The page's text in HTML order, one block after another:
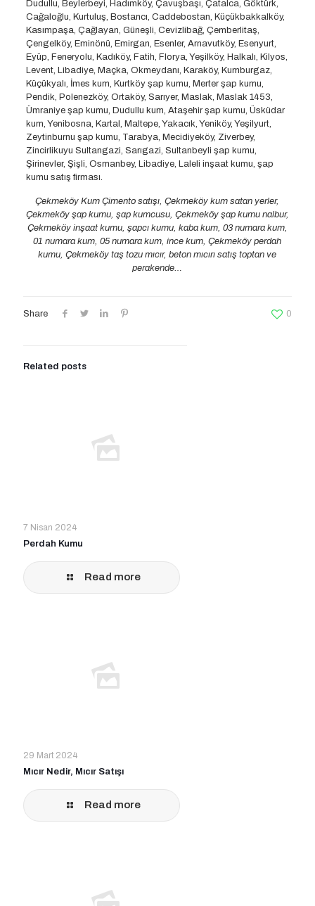
Dudullu, Beylerbeyi, Hadımköy, Çavuşbaşı, Çatalca, Göktürk,
Cağaloğlu, Kurtuluş, Bostancı, Caddebostan, Küçükbakkalköy,
Kasımpaşa, Çağlayan, Güneşli, Cevizlibağ, Çemberlitaş,
Çengelköy, Eminönü, Emirgan, Esenler, Arnavutköy, Esenyurt,
Eyüp, Feneryolu, Kadıköy, Fatih, Florya, Yeşilköy, Halkalı, Kilyos,
Levent, Libadiye, Maçka, Okmeydanı, Karaköy, Kumburgaz,
Küçükyalı, İmes kum, Kurtköy şap kumu, Merter şap kumu,
Pendik, Polenezköy, Ortaköy, Sarıyer, Maslak, Maslak 1453,
Ümraniye şap kumu, Dudullu kum, Ataşehir şap kumu, Üsküdar
kum, Yenibosna, Kartal, Maltepe, Yakacık, Yeniköy, Yeşilyurt,
Zeytinburnu şap kumu, Tarabya, Mecidiyeköy, Ziverbey,
Zincirlikuyu Sultangazi, Sarıgazi, Sultanbeyli şap kumu,
Şirinevler, Şişli, Osmanbey, Libadiye, Laleli inşaat kumu, şap
kumu satış firması.
Çekmeköy Kum Çimento satışı, Çekmeköy kum satan yerler,
Çekmeköy şap kumu, şap kumcusu, Çekmeköy şap kumu nalbur,
Çekmeköy inşaat kumu, şapcı kumu, kaba kum, 03 numara kum,
01 numara kum, 05 numara kum, ince kum, Çekmeköy perdah
kumu, Çekmeköy taş tozu mıcır, beton mıcırı satış toptan ve
perakende…
Share 0
Related posts
7 Nisan 2024
Perdah Kumu
Read more
29 Mart 2024
Mıcır Nedir, Mıcır Satışı
Read more